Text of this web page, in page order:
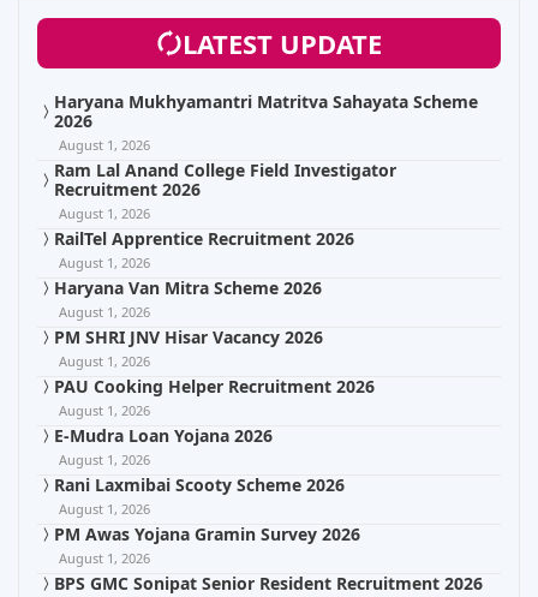
LATEST UPDATE
Haryana Mukhyamantri Matritva Sahayata Scheme
2026
August 1, 2026
Ram Lal Anand College Field Investigator
Recruitment 2026
August 1, 2026
RailTel Apprentice Recruitment 2026
August 1, 2026
Haryana Van Mitra Scheme 2026
August 1, 2026
PM SHRI JNV Hisar Vacancy 2026
August 1, 2026
PAU Cooking Helper Recruitment 2026
August 1, 2026
E-Mudra Loan Yojana 2026
August 1, 2026
Rani Laxmibai Scooty Scheme 2026
August 1, 2026
PM Awas Yojana Gramin Survey 2026
August 1, 2026
BPS GMC Sonipat Senior Resident Recruitment 2026